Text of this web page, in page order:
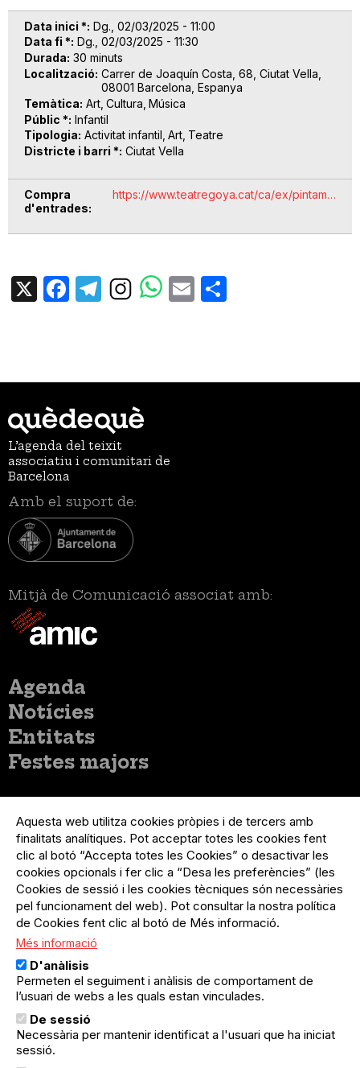
Data inici * Dg., 02/03/2025 - 11:00
Data fi * Dg., 02/03/2025 - 11:30
Durada 30 minuts
Localització Carrer de Joaquín Costa, 68, Ciutat Vella,
08001 Barcelona, Espanya
Temàtica Art Cultura Música
Públic * Infantil
Tipologia Activitat infantil Art Teatre
Districte i barri * Ciutat Vella
Compra
d'entrades
https://www.teatregoya.cat/ca/ex/pintam…
X Facebook
TelegramEmail
L’agenda del teixit
associatiu i comunitari de
Barcelona
Amb el suport de:
Mitjà de Comunicació associat amb:
Menú
principal
Agenda
Notícies
Entitats
Festes majors
del
compte
d'usuari
Menú
usuari
no
loggat
Registre organització
Menú
Peu
Sobre el projecte
Preguntes freqüents
Contacte
Menú
Legal
Política de privacitat
Avís legal
Política de cookies
El Quèdequè no es fa responsable de les activitats
programades; en són responsables els col·lectius
organitzadors.
Aquesta web utilitza cookies pròpies i de tercers amb
finalitats analítiques. Pot acceptar totes les cookies fent
clic al botó “Accepta totes les Cookies” o desactivar les
cookies opcionals i fer clic a “Desa les preferències” (les
Cookies de sessió i les cookies tècniques són necessàries
pel funcionament del web). Pot consultar la nostra política
de Cookies fent clic al botó de Més informació.
Més informació
D'anàlisis
Permeten el seguiment i anàlisis de comportament de
l’usuari de webs a les quals estan vinculades.
De sessió
Necessària per mantenir identificat a l'usuari que ha iniciat
sessió.